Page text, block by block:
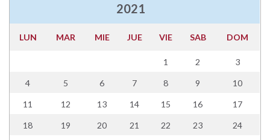
2021
LUN MAR MIE JUE VIE SAB DOM
1 2 3
4 5 6 7 8 9 10
11 12 13 14 15 16 17
18 19 20 21 22 23 24